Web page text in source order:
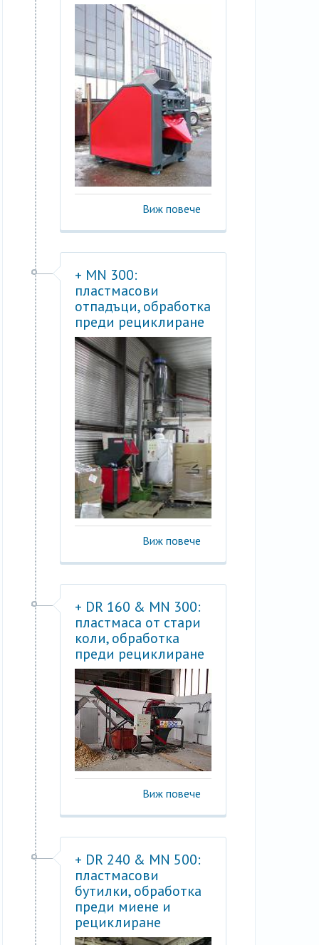
Виж повече
+ MN 300:
пластмасови
отпадъци, обработка
преди рециклиране
Виж повече
+ DR 160 & MN 300:
пластмаса от стари
коли, обработка
преди рециклиране
Виж повече
+ DR 240 & MN 500:
пластмасови
бутилки, обработка
преди миене и
рециклиране